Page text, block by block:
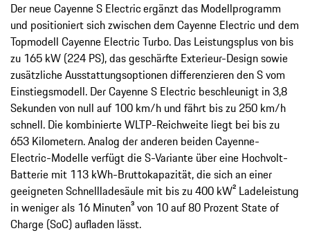
Der neue Cayenne S Electricergänzt das Modellprogramm
und positioniert sich zwischen dem Cayenne Electric und dem
Topmodell Cayenne Electric Turbo. Das Leistungsplus von bis
zu 165 kW (224 PS), das geschärfte Exterieur-Design sowie
zusätzliche Ausstattungsoptionen differenzieren den S vom
Einstiegsmodell. Der Cayenne S Electric beschleunigt in 3,8
Sekunden von null auf 100 km/h und fährt bis zu 250 km/h
schnell. Die kombinierte WLTP-Reichweite liegt bei bis zu
653 Kilometern. Analog der anderen beiden Cayenne-
Electric-Modelle verfügt die S-Variante über eine Hochvolt-
Batterie mit 113 kWh-Bruttokapazität, die sich an einer
geeigneten Schnellladesäule mit bis zu 400 kW² Ladeleistung
in weniger als 16 Minuten³ von 10 auf 80 Prozent State of
Charge (SoC) aufladen lässt.